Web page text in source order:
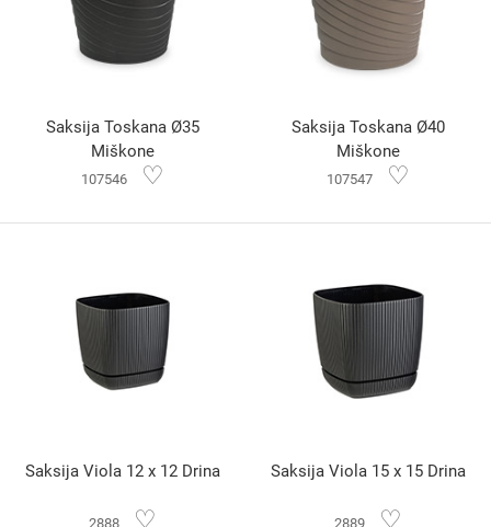
Saksija Toskana Ø35
Miškone
107546 ♡
Saksija Toskana Ø40
Miškone
107547 ♡
Saksija Viola 12 x 12 Drina
2888 ♡
Saksija Viola 15 x 15 Drina
2889 ♡